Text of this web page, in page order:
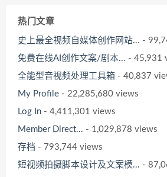
热门文章
史上最全视频自媒体创作网站... -
免费在线AI创作文案/剧本... - 45,931
全能型音视频处理工具箱 - 40,837
My Profile - 22,285,680 views
Log In - 4,411,301 views
Member Direct... - 1,029,878 views
存档 - 793,744 views
短视频拍摄脚本设计及文案模... -